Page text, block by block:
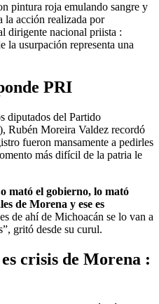
pintura roja emulando sangre y
la acción realizada por
dirigente nacional priista :
usurpación representa una
PRI
diputados del Partido
Rubén Moreira Valdez recordó
fueron mansamente a pedirles
más difícil de la patria le
mató el gobierno, lo mató
de Morena y ese es
de ahí de Michoacán se lo van a
gritó desde su curul.
crisis de Morena :